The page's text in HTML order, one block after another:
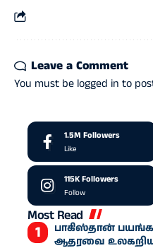
Leave a Comment
You must be logged in to
1.5M Followers
Like
115KFollowers
Follow
Most Read
பாகிஸ்தான்
ஆதரவை